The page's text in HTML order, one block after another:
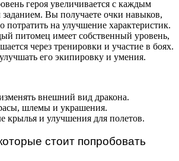
героя увеличивается с каждым
Вы получаете очки навыков,
потратить на улучшение характеристик.
питомец имеет собственный уровень,
через тренировки и участие в боях.
его экипировку и умения.
внешний вид дракона.
шлемы и украшения.
крылья и улучшения для полетов.
стоит попробовать